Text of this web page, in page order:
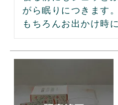
がら眠りにつきます。
もちろんお出かけ時